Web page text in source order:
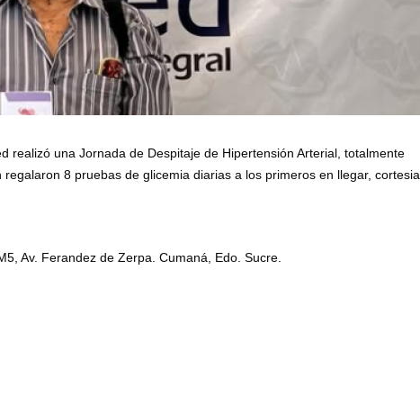
realizó una Jornada de Despitaje de Hipertensión Arterial, totalmente
8 pruebas de glicemia diarias a los primeros en llegar, cortesia
Av. Ferandez de Zerpa. Cumaná, Edo. Sucre.